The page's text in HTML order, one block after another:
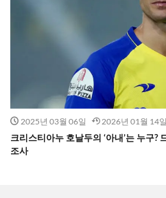
2025년 03월 06일 2026년 01월 14일
크리스티아누 호날두의 ‘아내’는 누구?
조사